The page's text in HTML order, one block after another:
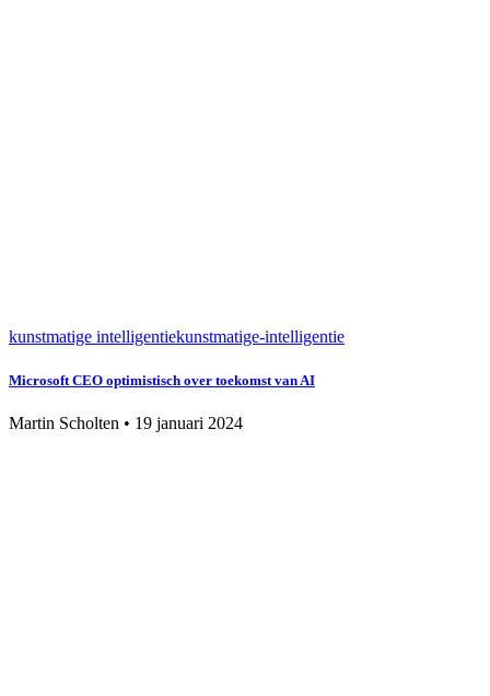
kunstmatige intelligentiekunstmatige-intelligentie
Microsoft CEO optimistisch over toekomst van AI
Martin Scholten • 19 januari 2024